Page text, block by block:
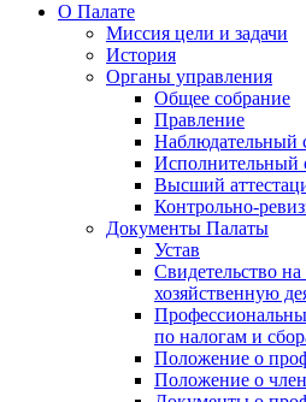
О Палате
Миссия цели и задачи
История
Органы управления
Общее собрание
Правление
Наблюдательный
Исполнительный
Высший
Контрольно-
Документы Палаты
Устав
Свидетельство
хозяйственную
по налогам и
Положение о
Положение о